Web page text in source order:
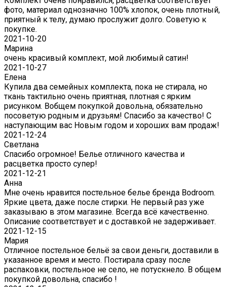
фото, материал однозначно 100% хлопок, очень плотный,
приятный к телу, думаю прослужит долго. Советую к
покупке.
2021-10-20
Марина
очень красивый комплект, мой любимый сатин!
2021-10-27
Елена
Купила два семейных комплекта, пока не стирала, но
ткань тактильно очень приятная, плотная с ярким
рисунком. Вобщем покупкой довольна, обязательно
посоветую родным и друзьям! Спасибо за качество! С
наступающим вас Новым годом и хороших вам продаж!
2021-12-24
Светлана
Спасибо огромное! Белье отличного качества и
расцветка просто супер!
2021-12-21
Анна
Мне очень нравится постельное белье бренда Bodroom.
Яркие цвета, даже после стирки. Не первый раз уже
заказываю в этом магазине. Всегда всё качественно.
Описание соответствует и с доставкой не задерживает.
2021-12-15
Мария
Отличное постельное бельё за свои деньги, доставили в
указанное время и место. Постирала сразу после
распаковки, постельное не село, не потускнело. В общем
покупкой довольна, спасибо !